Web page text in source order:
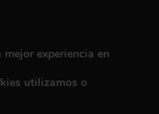
experiencia en
utilizamos o